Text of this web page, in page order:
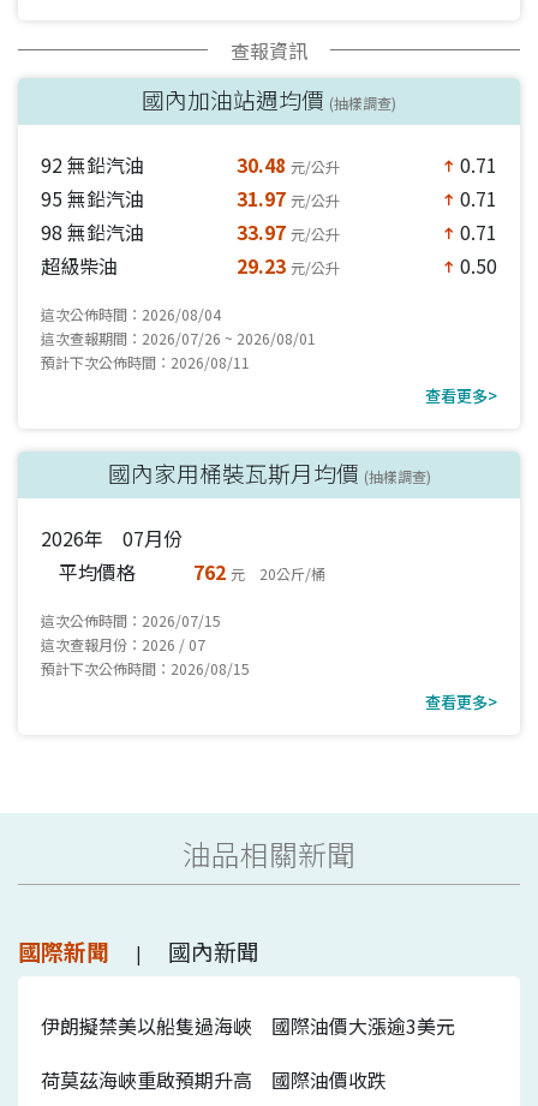
查報資訊
國內加油站週均價 (抽樣調查)
92 無鉛汽油 30.48 元/公升 north 0.71
95 無鉛汽油
31.97 元/公升 north 0.71
98 無鉛汽油
33.97 元/公升 north 0.71
超級柴油
29.23 元/公升 north 0.50
這次公佈時間：2026/08/04
這次查報期間：2026/07/26 ~ 2026/08/01
預計下次公佈時間：2026/08/11
查看更多>
國內家用桶裝瓦斯月均價 (抽樣調查)
2026年 07月份
平均價格
762 元 20公斤/桶
這次公佈時間：2026/07/15
這次查報月份：2026 / 07
預計下次公佈時間：2026/08/15
查看更多>
油品相關新聞
國際新聞 | 國內新聞
伊朗擬禁美以船隻過海峽 國際油價大漲逾3美元
荷莫茲海峽重啟預期升高 國際油價收跌